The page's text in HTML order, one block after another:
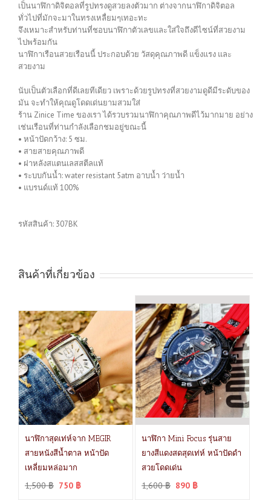
เป็นนาฬิกาดิจิตอลที่รูปทรงดูสวยลงตัวมาก ต่างจากนาฬิกาดิจิตอล
ทั่วไปที่มักจะมาในทรงเหลื่ยมๆเทอะทะ
จึงเหมาะสำหรับท่านที่ชอบนาฬิกาตัวเลขและใส่ใจถึงดีไซน์ที่สวยงาม
ไปพร้อมกัน
นาฬิกาเรือนสวยเรือนนี้ ประกอบด้วย วัสดุคุณภาพดี แข็งแรง และ
สวยงาม
นับเป็นตัวเลือกที่ดีเลยทีเดียว เพราะด้วยรูปทรงที่สวยงามดูดีมีระดับของ
มัน จะทำให้คุณดูโดดเด่นยามสวมใส่
ร้าน Zinice Time ของเรา ได้รวบรวมนาฬิกาคุณภาพดีไว้มากมาย อย่าง
เช่นเรือนที่ท่านกำลังเลือกชมอยู่ขณะนี้
• หน้าปัดกว้าง: 5 ซม.
• สายสายคุณภาพดี
• ฝาหลังสแตนเลสสตีลแท้
• ระบบกันน้ำ: water resistant 5atm อาบน้ำ ว่ายน้ำ
• แบรนด์แท้ 100%
รหัสสินค้า: 307BK
สินค้าที่เกี่ยวข้อง
นาฬิกาสุดเท่ห์จาก MEGIR
สายหนังสีน้ำตาล หน้าปัด
เหลี่ยมหล่อมาก
1,500฿ 750 ฿
นาฬิกา Mini Focus รุ่นสาย
ยางสีแดงสดสุดเท่ห์ หน้าปัดดำ
สวยโดดเด่น
1,600฿ 890 ฿